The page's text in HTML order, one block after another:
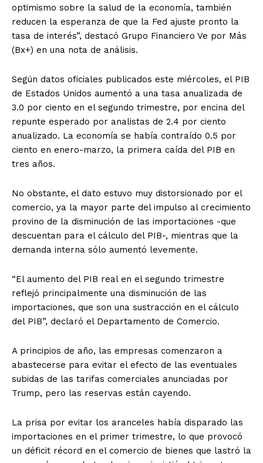
optimismo sobre la salud de la economía, también
reducen la esperanza de que la Fed ajuste pronto la
tasa de interés”, destacó Grupo Financiero Ve por Más
(Bx+) en una nota de análisis.
Según datos oficiales publicados este miércoles, el PIB
de Estados Unidos aumentó a una tasa anualizada de
3.0 por ciento en el segundo trimestre, por encina del
repunte esperado por analistas de 2.4 por ciento
anualizado. La economía se había contraído 0.5 por
ciento en enero-marzo, la primera caída del PIB en
tres años.
No obstante, el dato estuvo muy distorsionado por el
comercio, ya la mayor parte del impulso al crecimiento
provino de la disminución de las importaciones -que
descuentan para el cálculo del PIB-, mientras que la
demanda interna sólo aumentó levemente.
“El aumento del PIB real en el segundo trimestre
reflejó principalmente una disminución de las
importaciones, que son una sustracción en el cálculo
del PIB”, declaró el Departamento de Comercio.
A principios de año, las empresas comenzaron a
abastecerse para evitar el efecto de las eventuales
subidas de las tarifas comerciales anunciadas por
Trump, pero las reservas están cayendo.
La prisa por evitar los aranceles había disparado las
importaciones en el primer trimestre, lo que provocó
un déficit récord en el comercio de bienes que lastró la